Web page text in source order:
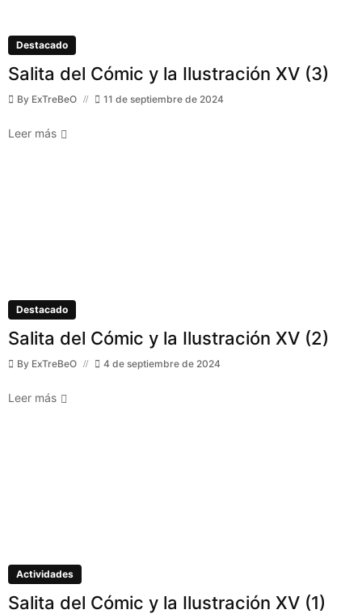
Destacado
Salita del Cómic y la Ilustración XV (3)
By ExTreBeO 11 de septiembre de 2024
Leer más
Destacado
Salita del Cómic y la Ilustración XV (2)
By ExTreBeO 4 de septiembre de 2024
Leer más
Actividades
Salita del Cómic y la Ilustración XV (1)